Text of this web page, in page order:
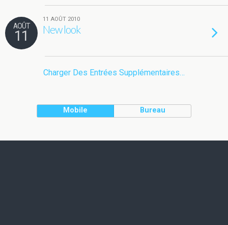
AOÛT
11
11 AOÛT 2010
New look
Charger Des Entrées Supplémentaires…
Mobile Bureau